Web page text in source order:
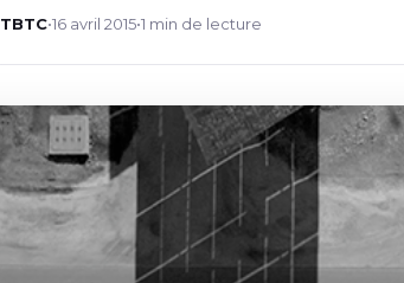
TBTC•16 avril 2015•1 min de lecture